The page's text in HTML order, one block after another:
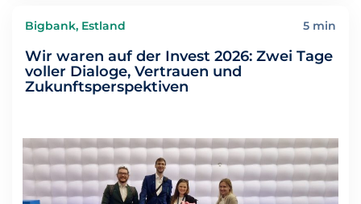
Bigbank, Estland 5 min
Wir waren auf der Invest 2026: Zwei Tage
voller Dialoge, Vertrauen und
Zukunftsperspektiven